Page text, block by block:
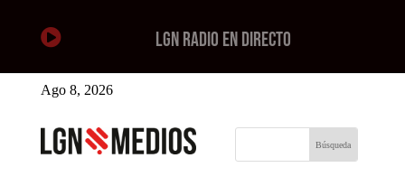
 LGN RADIO EN DIRECTO
Ago 8, 2026